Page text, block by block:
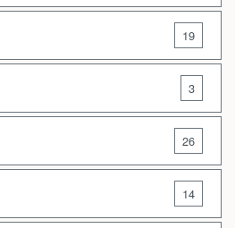
19
3
26
14